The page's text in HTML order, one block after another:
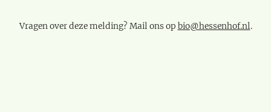
Vragen over deze melding? Mail ons op bio@hessenhof.nl.